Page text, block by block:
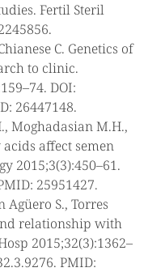
Fertil Steril
C. Genetics of
to clinic.
DOI:
26447148.
Moghadasian M.H.,
affect semen
2015;3(3):450–61.
25951427.
Agüero S., Torres
relationship with
2015;32(3):1362–
PMID: